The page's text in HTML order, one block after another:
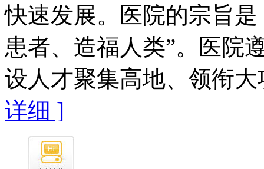
快速发展。医院的宗旨
患者、造福人类”。医院
设人才聚集高地、领衔
详细 ]